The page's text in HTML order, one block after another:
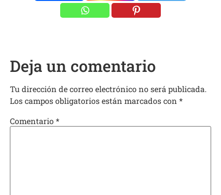
Deja un comentario
Tu dirección de correo electrónico no será publicada.
Los campos obligatorios están marcados con *
Comentario*